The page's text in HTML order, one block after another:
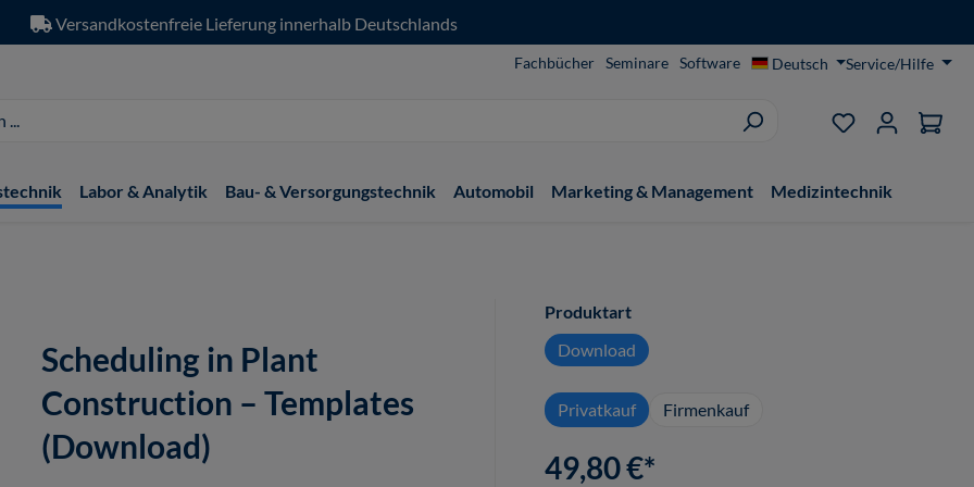
Versandkostenfreie Lieferung innerhalb Deutschlands
Fachbücher Seminare Software Deutsch Service/Hilfe
Du hast 0
Labor & Analytik Bau- & Versorgungstechnik Automobil Marketing & Management Medizintechnik
Scheduling in Plant
Construction – Templates
(Download)
Produktartauswählen
Download
Privatkauf Firmenkauf
49,80 €*